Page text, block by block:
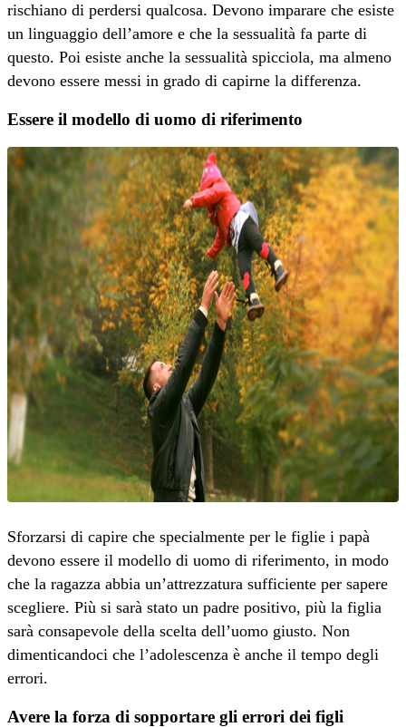
rischiano di perdersi qualcosa. Devono imparare che esiste
un linguaggio dell’amore e che la sessualità fa parte di
questo. Poi esiste anche la sessualità spicciola, ma almeno
devono essere messi in grado di capirne la differenza.
Essere il modello di uomo di riferimento
Sforzarsi di capire che specialmente per le figlie i papà
devono essere il modello di uomo di riferimento, in modo
che la ragazza abbia un’attrezzatura sufficiente per sapere
scegliere. Più si sarà stato un padre positivo, più la figlia
sarà consapevole della scelta dell’uomo giusto. Non
dimenticandoci che l’adolescenza è anche il tempo degli
errori.
Avere la forza di sopportare gli errori dei figli